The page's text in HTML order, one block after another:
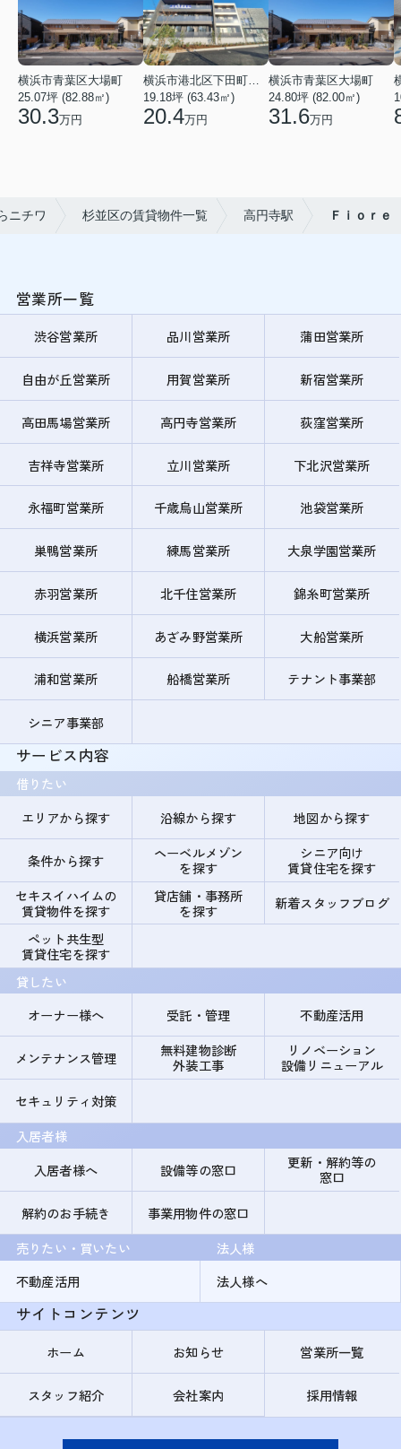
横浜市青葉区大場町
25.07坪 (82.88㎡)
30.3万円
19.18坪 (63.43㎡)
20.4万円
横浜市青葉区大場町
24.80坪 (82.00㎡)
31.6万円
ニチワ 杉並区の賃貸物件一覧 高円寺駅 Ｆｉｏｒｅ
営業所一覧
渋谷営業所 品川営業所 蒲田営業所
自由が丘営業所 用賀営業所 新宿営業所
高田馬場営業所 高円寺営業所 荻窪営業所
吉祥寺営業所 立川営業所 下北沢営業所
永福町営業所 千歳烏山営業所 池袋営業所
巣鴨営業所 練馬営業所 大泉学園営業所
赤羽営業所 北千住営業所 錦糸町営業所
横浜営業所 あざみ野営業所 大船営業所
浦和営業所 船橋営業所 テナント事業部
シニア事業部
サービス内容
借りたい
エリアから探す
沿線から探す 地図から探す
条件から探す
ヘーベルメゾン
を探す
シニア向け
賃貸住宅を探す
セキスイハイムの
賃貸物件を探す
貸店舗・事務所
を探す
新着スタッフブログ
ペット共生型
賃貸住宅を探す
貸したい
オーナー様へ
受託・管理 不動産活用
メンテナンス管理
無料建物診断
外装工事
リノベーション
設備リニューアル
セキュリティ対策
入居者様
入居者様へ
設備等の窓口
更新・解約等の
窓口
解約のお手続き
事業用物件の窓口
売りたい・買いたい
不動産活用
法人様
法人様へ
サイトコンテンツ
ホーム お知らせ 営業所一覧
スタッフ紹介 会社案内 採用情報